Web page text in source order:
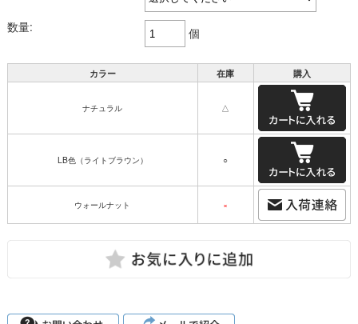
数量: 個
カラー 在庫 購入
ナチュラル △
LB色（ライトブラウン） ○
ウォールナット ×